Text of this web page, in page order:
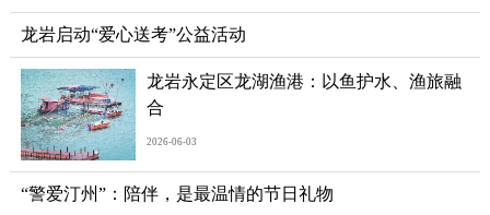
龙岩启动“爱心送考”公益活动
龙岩永定区龙湖渔港：以鱼护水、渔旅融
合
2026-06-03
“警爱汀州”：陪伴，是最温情的节日礼物